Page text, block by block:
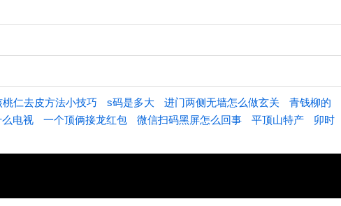
桃仁去皮方法小技巧 s码是多大 进门两侧无墙怎么做玄关
青钱柳的
电视 一个顶俩接龙红包 微信扫码黑屏怎么回事 平顶山特产
卯时